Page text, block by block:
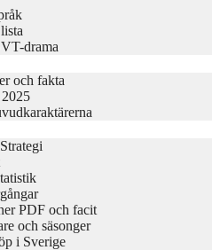
drama
och fakta
PDF och facit
och säsonger
i Sverige